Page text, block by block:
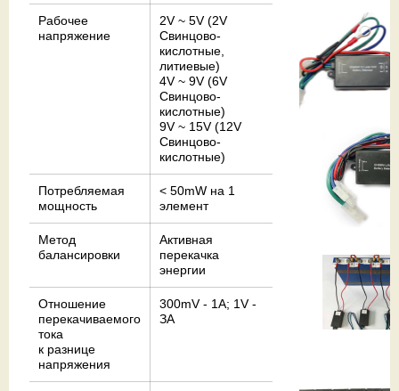
Рабочее
напряжение
2V ~ 5V (2V
Свинцово-
кислотные,
литиевые)
4V ~ 9V (6V
Свинцово-
кислотные)
9V ~ 15V (12V
Свинцово-
кислотные)
Потребляемая
мощность
< 50mW на 1
элемент
Метод
балансировки
Активная
перекачка
энергии
Отношение
перекачиваемого
тока
к разницe
напряжения
300mV - 1A; 1V -
ЗА